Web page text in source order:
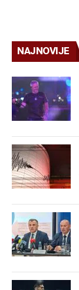
NAJNOVIJE